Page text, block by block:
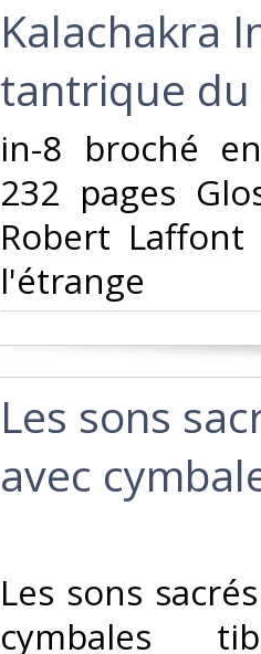
‎Kalachakra
tantrique du
‎in-8 broché
232 pages
Robert
l'étrange‎
‎Les sons
avec
‎Les sons
cymbales